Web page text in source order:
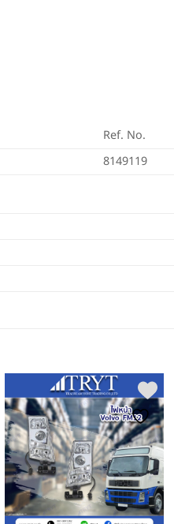
Ref. No.
8149119